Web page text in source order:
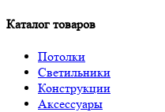
Каталог товаров
Потолки
Светильники
Конструкции
Аксессуары